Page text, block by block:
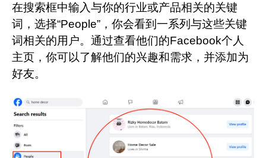
在搜索框中输入与你的行业或产品相关的关键
词，选择“People”，你会看到一系列与这些关键
词相关的用户。通过查看他们的Facebook个人
主页，你可以了解他们的兴趣和需求，并添加为
好友。